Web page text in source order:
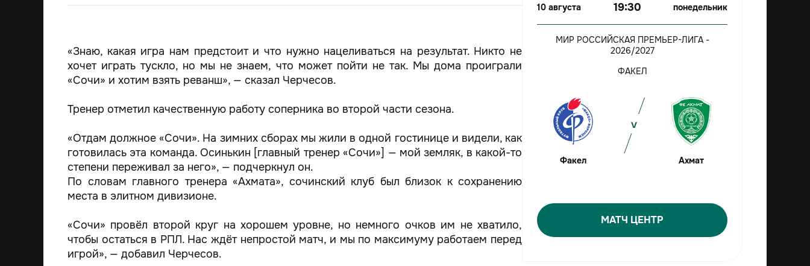
10 августа 19:30 понедельник
МИР РОССИЙСКАЯ ПРЕМЬЕР-ЛИГА -
2026/2027
ФАКЕЛ
Факел Ахмат
МАТЧ ЦЕНТР
«Знаю, какая игра нам предстоит и что нужно нацеливаться на результат. Никто не
хочет играть тускло, но мы не знаем, что может пойти не так. Мы дома проиграли
«Сочи» и хотим взять реванш», — сказал Черчесов.
Тренер отметил качественную работу соперника во второй части сезона.
«Отдам должное «Сочи». На зимних сборах мы жили в одной гостинице и видели, как
готовилась эта команда. Осинькин [главный тренер «Сочи»] — мой земляк, в какой-то
степени переживал за него», — подчеркнул он.
По словам главного тренера «Ахмата», сочинский клуб был близок к сохранению
места в элитном дивизионе.
«Сочи» провёл второй круг на хорошем уровне, но немного очков им не хватило,
чтобы остаться в РПЛ. Нас ждёт непростой матч, и мы по максимуму работаем перед
игрой», — добавил Черчесов.